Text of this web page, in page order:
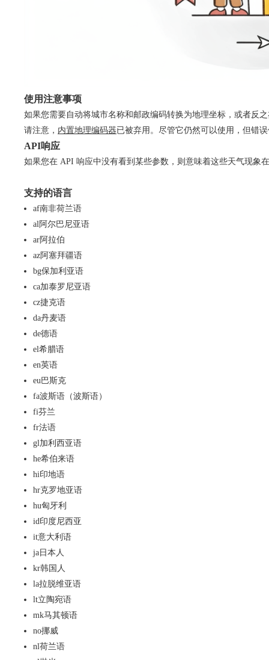
使用注意事项
如果您需要自动将城市名称和邮政编码转换为地理坐标，或者反
请注意， 内置地理编码器已被弃用。尽管它仍然可以使用，但错
API响应
如果您在 API 响应中没有看到某些参数，则意味着这些天气现象
支持的语言
af南非荷兰语
al 阿尔巴尼亚语
ar阿拉伯
az阿塞拜疆语
bg保加利亚语
ca加泰罗尼亚语
cz捷克语
da丹麦语
de德语
el希腊语
en英语
eu巴斯克
fa波斯语（波斯语）
fi芬兰
fr法语
gl加利西亚语
he希伯来语
hi印地语
hr克罗地亚语
hu匈牙利
id印度尼西亚
it意大利语
ja日本人
kr韩国人
la拉脱维亚语
lt立陶宛语
mk马其顿语
no挪威
nl荷兰语